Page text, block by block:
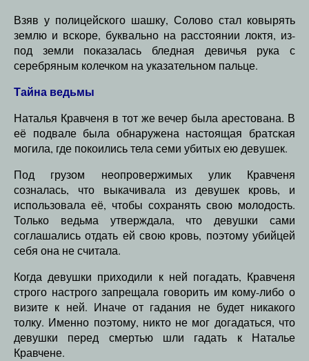
Взяв у полицейского шашку, Солово стал ковырять
землю и вскоре, буквально на расстоянии локтя, из-
под земли показалась бледная девичья рука с
серебряным колечком на указательном пальце.
Тайна ведьмы
Наталья Кравченя в тот же вечер была арестована. В
её подвале была обнаружена настоящая братская
могила, где покоились тела семи убитых ею девушек.
Под грузом неопровержимых улик Кравченя
созналась, что выкачивала из девушек кровь, и
использовала её, чтобы сохранять свою молодость.
Только ведьма утверждала, что девушки сами
соглашались отдать ей свою кровь, поэтому убийцей
себя она не считала.
Когда девушки приходили к ней погадать, Кравченя
строго настрого запрещала говорить им кому-либо о
визите к ней. Иначе от гадания не будет никакого
толку. Именно поэтому, никто не мог догадаться, что
девушки перед смертью шли гадать к Наталье
Кравчене.